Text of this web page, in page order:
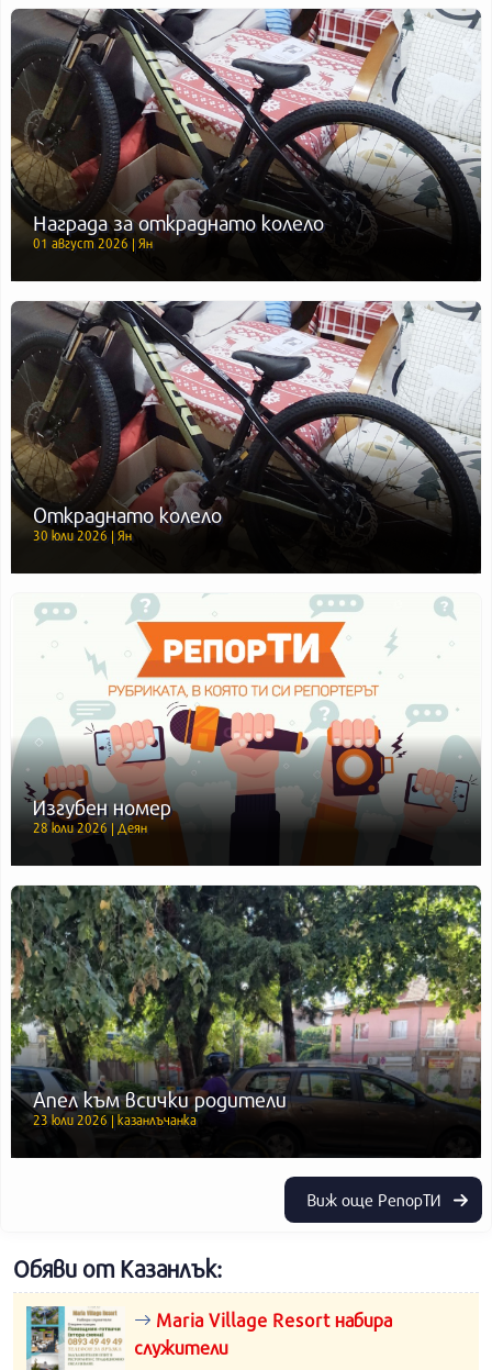
Награда за откраднато колело
01 август 2026 | Ян
Откраднато колело
30 юли 2026 | Ян
Изгубен номер
28 юли 2026 | Деян
Апел към всички родители
23 юли 2026 | казанлъчанка
Виж още РепорТИ
Обяви от Казанлък:
Maria Village Resort набира
служители